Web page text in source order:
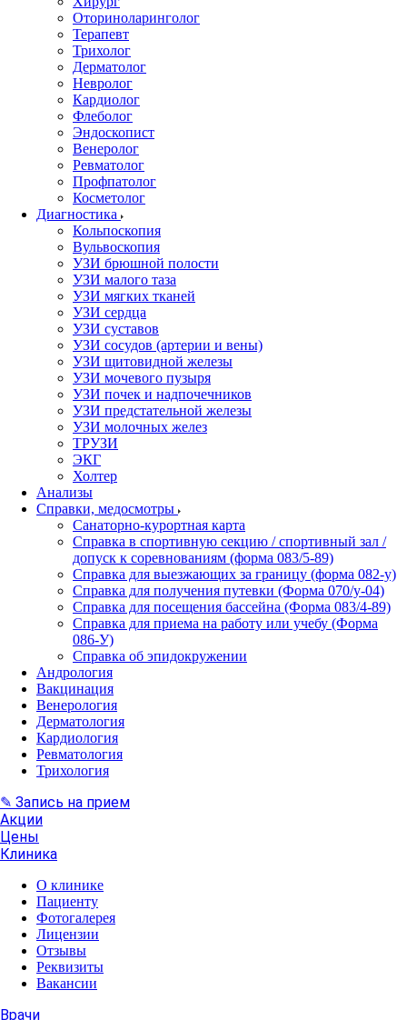
Оториноларинголог
Терапевт
Трихолог
Дерматолог
Невролог
Кардиолог
Флеболог
Эндоскопист
Венеролог
Ревматолог
Профпатолог
Косметолог
Диагностика
Кольпоскопия
Вульвоскопия
УЗИ брюшной полости
УЗИ малого таза
УЗИ мягких тканей
УЗИ сердца
УЗИ суставов
УЗИ сосудов (артерии и вены)
УЗИ щитовидной железы
УЗИ мочевого пузыря
УЗИ почек и надпочечников
УЗИ предстательной железы
УЗИ молочных желез
ТРУЗИ
ЭКГ
Холтер
Анализы
Справки, медосмотры
Санаторно-курортная карта
Справка в спортивную секцию / спортивный зал /
допуск к соревнованиям (форма 083/5-89)
Справка для выезжающих за границу (форма 082-у)
Справка для получения путевки (Форма 070/у-04)
Справка для посещения бассейна (Форма 083/4-89)
Справка для приема на работу или учебу (Форма
086-У)
Справка об эпидокружении
Андрология
Вакцинация
Венерология
Дерматология
Кардиология
Ревматология
Трихология
✎ Запись на прием
Акции
Цены
Клиника
О клинике
Пациенту
Фотогалерея
Лицензии
Отзывы
Реквизиты
Вакансии
Врачи